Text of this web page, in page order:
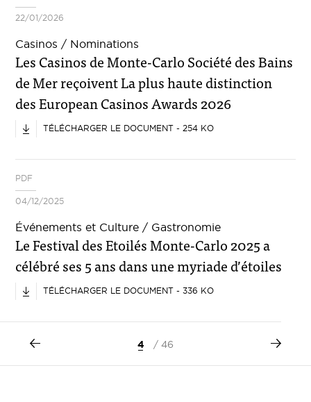
22/01/2026
Casinos / Nominations
Les Casinos de Monte-Carlo Société des Bains
de Mer reçoivent La plus haute distinction
des European Casinos Awards 2026
TÉLÉCHARGER LE DOCUMENT - 254 KO
PDF
04/12/2025
Événements et Culture / Gastronomie
Le Festival des Etoilés Monte-Carlo 2025 a
célébré ses 5 ans dans une myriade d’étoiles
TÉLÉCHARGER LE DOCUMENT - 336 KO
4 / 46